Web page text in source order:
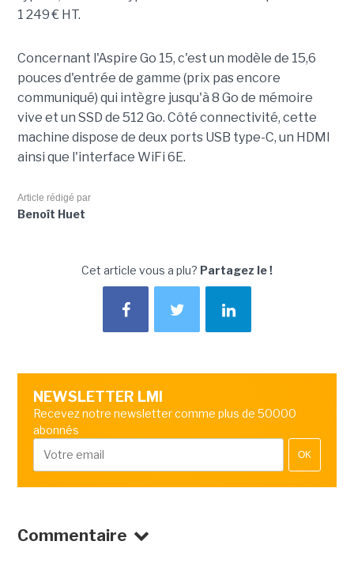
1 249 € HT.
Concernant l'Aspire Go 15, c'est un modèle de 15,6
pouces d'entrée de gamme (prix pas encore
communiqué) qui intègre jusqu'à 8 Go de mémoire
vive et un SSD de 512 Go. Côté connectivité, cette
machine dispose de deux ports USB type-C, un HDMI
ainsi que l'interface WiFi 6E.
Article rédigé par
Benoît Huet
Cet article vous a plu? Partagez le !
NEWSLETTER LMI
Recevez notre newsletter comme plus de 50000
abonnés
OK
Commentaire